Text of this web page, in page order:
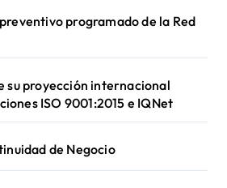
programado de la Red
su proyección internacional
ISO 9001:2015 e IQNet
de Negocio